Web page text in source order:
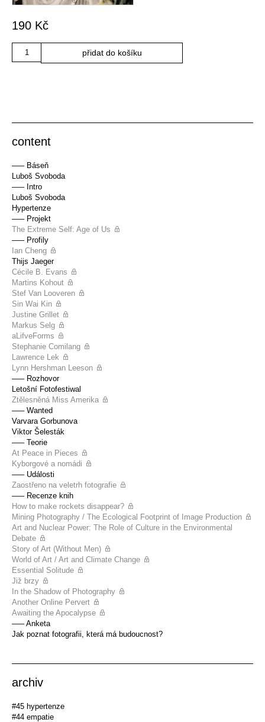
190 Kč
přidat do košíku
content
––– Báseň
Luboš Svoboda
––– Intro
Luboš Svoboda
Hypertenze
––– Projekt
The Extreme Self: Age of Us
––– Profily
Ian Cheng
Thijs Jaeger
Cécile B. Evans
Martins Kohout
Stef Van Looveren
Sin Wai Kin
Justine Grillet
Markus Selg
aLifveForms
Stephanie Comilang
Lawrence Lek
Lynn Hershman Leeson
––– Rozhovor
Letošní Fotofestiwal
Ztělesněná Miss Amerika
––– Wanted
Varvara Gorbunova
Viktor Šelesták
––– Teorie
At Peace in Pieces
Kyborgové a nomádi
––– Události
Zaostřeno na veletrh fotografie
––– Recenze knih
How to make rockets disappear?
Mining Photography / The Ecological Footprint of Image Production
Art and Nuclear Power: The Role of Culture in the Environmental
Debate
Story of Art (Without Men)
World of Art / Art and Climate Change
Essential Solitude
Již brzy
In the Shadow of Photography
Another Online Pervert
Awaiting the Apocalypse
––– Anketa
Jak poznat fotografii, která má budoucnost?
archiv
#45 hypertenze
#44 empatie